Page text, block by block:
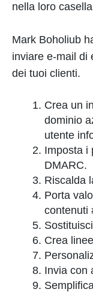
nella loro
Mark Boholiub
inviare e-mail di
dei tuoi clienti.
Crea un
dominio
utente
Imposta i
DMARC.
Riscalda
Porta
contenuti
Crea
Invia con